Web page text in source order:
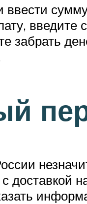
ввести
забрать
доставкой